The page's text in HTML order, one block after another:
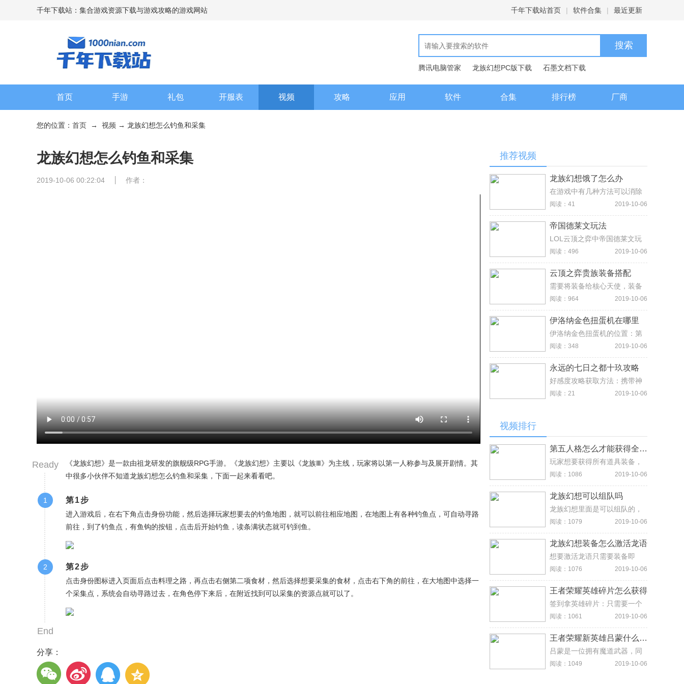
千年下载站：集合游戏资源下载与游戏攻略的游戏网站 千年下载站首页 | 软件合集 | 最近更新
腾讯电脑管家 龙族幻想PC版下载
石墨文档下载
现代汉语词典下载
百度输入法下载
首页 手游 礼包 开服表 视频 攻略 应用 软件 合集 排行榜 厂商
您的位置： 首页 → 视频 → 龙族幻想怎么钓鱼和采集
龙族幻想怎么钓鱼和采集
2019-10-06 00:22:04 作者：
Ready
《龙族幻想》是一款由祖龙研发的旗舰级RPG手游。《龙族幻想》主要以《龙族Ⅲ》为主线，玩家将以第一人称参与及展开剧情。其
中很多小伙伴不知道龙族幻想怎么钓鱼和采集，下面一起来看看吧。
1 第1步
进入游戏后，在右下角点击身份功能，然后选择玩家想要去的钓鱼地图，就可以前往相应地图，在地图上有各种钓鱼点，可自动寻路
前往，到了钓鱼点，有鱼钩的按钮，点击后开始钓鱼，读条满状态就可钓到鱼。
2 第2步
点击身份图标进入页面后点击料理之路，再点击右侧第二项食材，然后选择想要采集的食材，点击右下角的前往，在大地图中选择一
个采集点，系统会自动寻路过去，在角色停下来后，在附近找到可以采集的资源点就可以了。
End
分享：
推荐视频
龙族幻想饿了怎么办
在游戏中有几种方法可以消除
饥饿值，首先玩家可以在明星
商店买食物，然后在背包里面
度，从而解除这个极度饥饿的
负面效果。
阅读：41 2019-10-06
帝国德莱文玩法
LOL云顶之弈中帝国德莱文玩
法主流有2大阵容，阵容1德莱
文搭配虚空，阵容2德莱文搭配
炮，跟据需要上暴击流神圣之
剑+无尽之刃或羊刀+绿叉。
阅读：496 2019-10-06
云顶之弈贵族装备搭配
需要将装备给核心天使，装备
为羊刀、电刀、青龙刀。羊刀
需要反曲之弓加大棒，电刀需
要大剑加眼泪。
阅读：964 2019-10-06
伊洛纳金色扭蛋机在哪里
伊洛纳金色扭蛋机的位置：第
一步：在地图上找到帕罗米
亚；第二步：进入帕罗米亚的
就可以看到金色扭蛋的位置；
金色扭蛋会出你目前等级相等
收集寻找金色扭蛋然后获得相
阅读：348 2019-10-06
永远的七日之都十玖攻略
好感度攻略获取方法：携带神
器使出战+1/次。日常巡查(注
意非支线)+4/次(在有男性歌舞
区，好感+5，分别选择了1、
2。好感50：支线2，巡查古
街，好感+5，好感70：高校，
好感+15。
阅读：21 2019-10-06
视频排行
第五人格怎么才能获得全部东西，钻石购买及抽奖途径说明
玩家想要获得所有道具装备，
不仅需要有很好的运气，而且
还需要花费大量的时间去做任
阅读：1086 2019-10-06
龙族幻想可以组队吗
龙族幻想里面是可以组队的，
进入游戏界面，如果游戏里面
有好友，直接点击右上角的组
阅读：1079 2019-10-06
龙族幻想装备怎么激活龙语
想要激活龙语只需要装备即
可，前往装备界面，在橙装及
以上等级的装备上，重新选择
会提示，是否用镜瞳解析龙语
并解锁，选择是，就能激活龙
阅读：1076 2019-10-06
王者荣耀英雄碎片怎么获得
签到拿英雄碎片：只需要一个
星期当中每天都记得去登录就
可以了，签到的奖励当中，其
券抽奖：如果你本来是用点券
购买过英雄的话，有剩余的，
点券抽英雄那个界面哦，有几
阅读：1061 2019-10-06
王者荣耀新英雄吕蒙什么时候上线
吕蒙是一位拥有魔道武器，同
时能够召唤灵体攻击的战士/刺
客型英雄。另外根据曝光的信
阅读：1049 2019-10-06